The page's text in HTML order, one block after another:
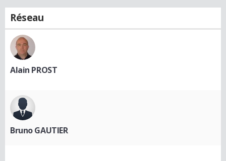
Réseau
Alain PROST
Bruno GAUTIER